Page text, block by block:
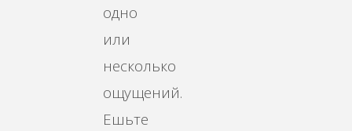
одно
или
несколько
ощущений.
Ешьте